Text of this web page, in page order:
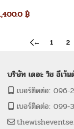
฿
← 1 2
บริษัท เดอะ วิช อีเว้
เบอร์ติดต่อ:
เบอร์ติดต่อ: 099-